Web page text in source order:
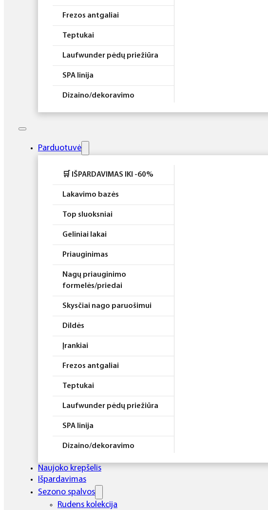
Frezos antgaliai
Teptukai
Laufwunder pėdų priežiūra
SPA linija
Dizaino/dekoravimo
Higiena
Rinkiniai
Parduotuvė
🛒 IŠPARDAVIMAS IKI -60%
Lakavimo bazės
Top sluoksniai
Geliniai lakai
Priauginimas
Nagų priauginimo
formelės/priedai
Skysčiai nago paruošimui
Dildės
Įrankiai
Frezos antgaliai
Teptukai
Laufwunder pėdų priežiūra
SPA linija
Dizaino/dekoravimo
Elektros prietaisai
Higiena
Naujoko krepšelis
Išpardavimas
Sezono spalvos
Rudens kolekcija